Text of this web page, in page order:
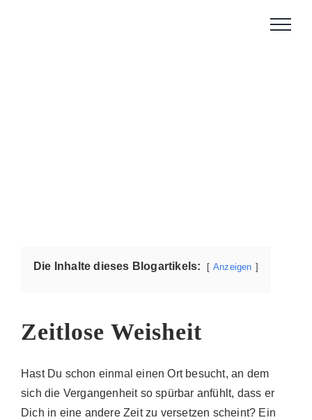
Die Inhalte dieses Blogartikels: Anzeigen
Zeitlose Weisheit
Hast Du schon einmal einen Ort besucht, an dem
sich die Vergangenheit so spürbar anfühlt, dass er
Dich in eine andere Zeit zu versetzen scheint? Ein